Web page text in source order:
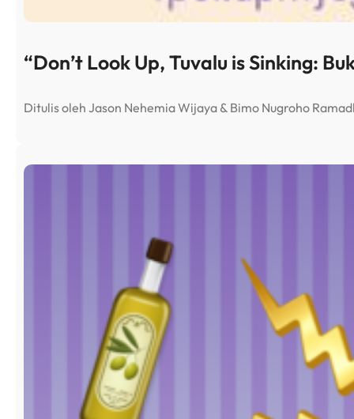
“Don’t Look Up, Tuvalu is Sinking:
Ditulis oleh Jason Nehemia Wijaya & Bimo Nugroho